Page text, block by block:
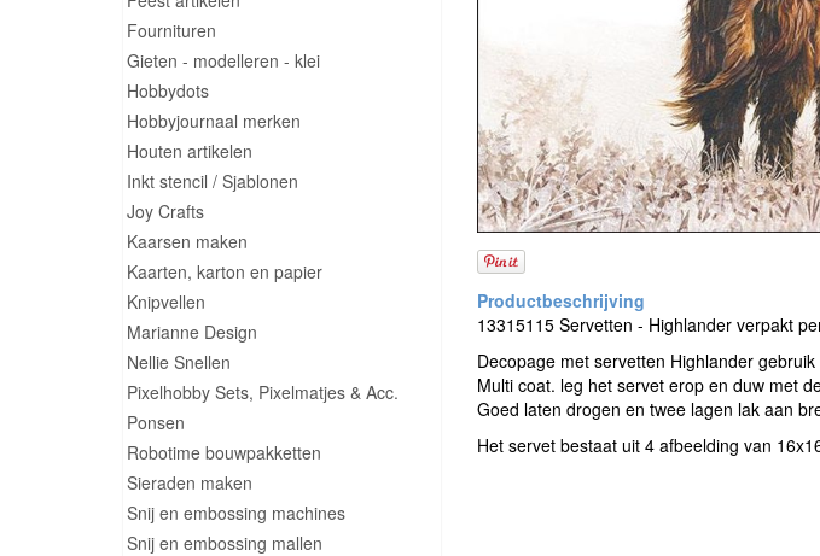
Fournituren
Gieten - modelleren - klei
Hobbydots
Hobbyjournaal merken
Houten artikelen
Inkt stencil / Sjablonen
Joy Crafts
Kaarsen maken
Kaarten, karton en papier
Knipvellen
Marianne Design
Nellie Snellen
Pixelhobby Sets, Pixelmatjes & Acc.
Ponsen
Robotime bouwpakketten
Sieraden maken
Snij en embossing machines
Snij en embossing mallen
13315115 Servetten - Highlander verpakt
Decopage met servetten Highlander
Multi coat. leg het servet erop en duw met
Goed laten drogen en twee lagen lak aan
Het servet bestaat uit 4 afbeelding van